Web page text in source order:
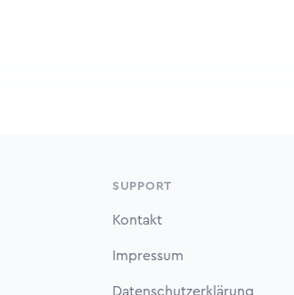
SUPPORT
Kontakt
Impressum
Datenschutzerklärung